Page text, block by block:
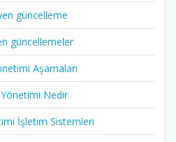
güncelleme
güncellemeler
Aşamaları
Nedir
İşletim Sistemleri